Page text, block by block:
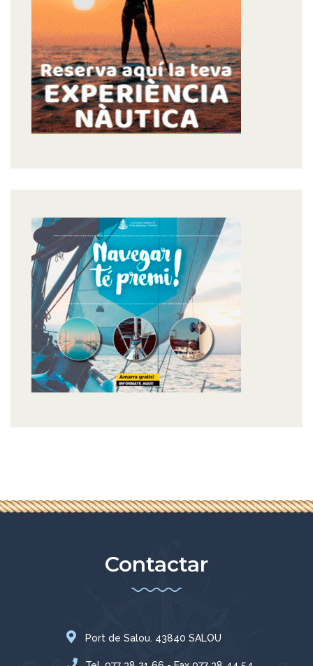
Contactar
Port de Salou. 43840 SALOU